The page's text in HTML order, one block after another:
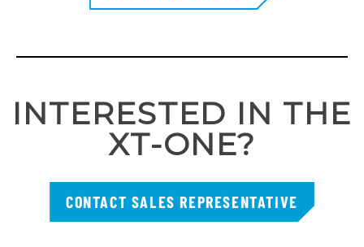
INTERESTED IN THE
XT-ONE?
CONTACT SALES REPRESENTATIVE